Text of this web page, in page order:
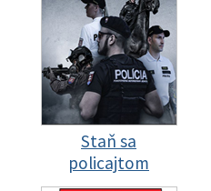
Staň sa
policajtom